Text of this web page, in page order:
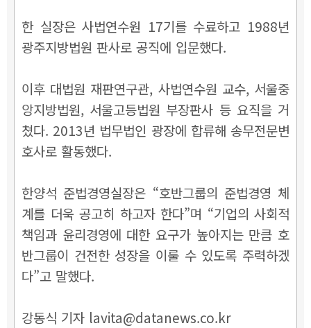
한 실장은 사법연수원 17기를 수료하고 1988년
광주지방법원 판사로 공직에 입문했다.
이후 대법원 재판연구관, 사법연수원 교수, 서울중
앙지방법원, 서울고등법원 부장판사 등 요직을 거
쳤다. 2013년 법무법인 광장에 합류해 송무전문변
호사로 활동했다.
한양석 준법경영실장은 “호반그룹의 준법경영 체
계를 더욱 공고히 하고자 한다”며 “기업의 사회적
책임과 윤리경영에 대한 요구가 높아지는 만큼 호
반그룹이 건전한 성장을 이룰 수 있도록 주력하겠
다”고 말했다.
강동식 기자 lavita@datanews.co.kr